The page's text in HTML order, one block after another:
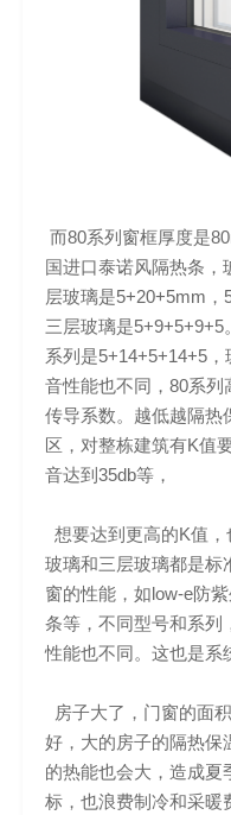
而80系列窗框厚度是
国进口泰诺风隔热条，
层玻璃是5+20+5mm
三层玻璃是5+9+5+9+5
系列是5+14+5+14+5
音性能也不同，80系
传导系数。越低越隔热
区，对整栋建筑有K值
音达到35db等，
想要达到更高的K值
玻璃和三层玻璃都是标
窗的性能，如low-e防
条等，不同型号和系列
性能也不同。这也是系
房子大了，门窗的面
好，大的房子的隔热保
的热能也会大，造成夏
标，也浪费制冷和采暖